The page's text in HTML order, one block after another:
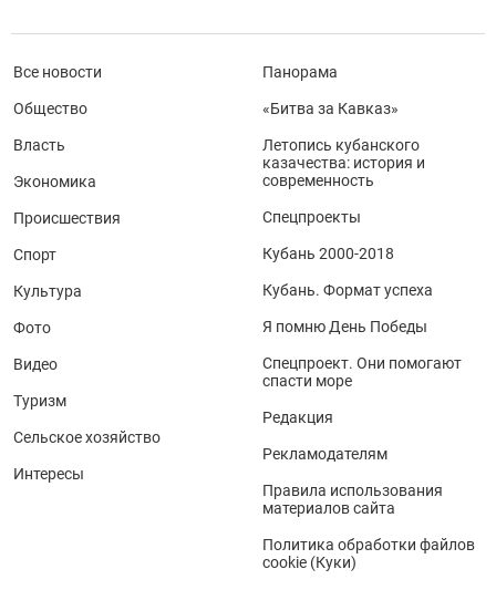
Все новости
Общество
Власть
Экономика
Происшествия
Спорт
Культура
Фото
Видео
Туризм
Сельское хозяйство
Интересы
Панорама
«Битва за Кавказ»
Летопись кубанского
казачества: история и
современность
Спецпроекты
Кубань 2000-2018
Кубань. Формат успеха
Я помню День Победы
Спецпроект. Они помогают
спасти море
Редакция
Рекламодателям
Правила использования
материалов сайта
Политика обработки файлов
cookie (Куки)